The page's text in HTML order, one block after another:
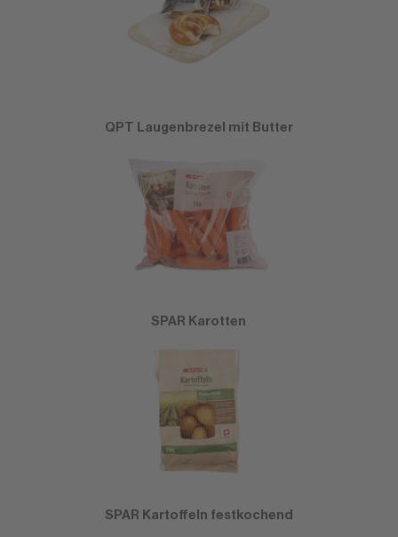
QPT Laugenbrezel mit Butter
SPAR Karotten
SPAR Kartoffeln festkochend